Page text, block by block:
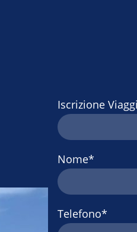
Iscrizione
Nome*
Telefono*